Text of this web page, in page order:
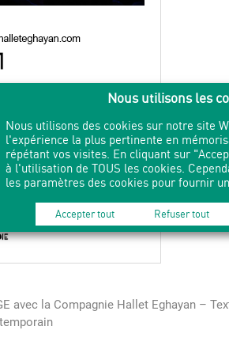
avec la Compagnie Hallet Eghayan –
Nous utilisons les
Nous utilisons des cookies sur notre site
l'expérience la plus pertinente en
répétant vos visites. En cliquant sur
à l'utilisation de TOUS les cookies.
les paramètres des cookies pour fournir
Accepter tout Refuser tout